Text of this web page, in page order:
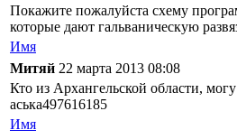
Покажите пожалуйста схему
которые дают гальваническую
Имя
Митяй 22 марта 2013 08:08
Кто из Архангельской области, могу
аська497616185
Имя